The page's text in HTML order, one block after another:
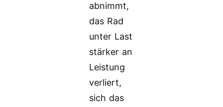
abnimmt,
das Rad
unter Last
stärker an
Leistung
verliert,
sich das